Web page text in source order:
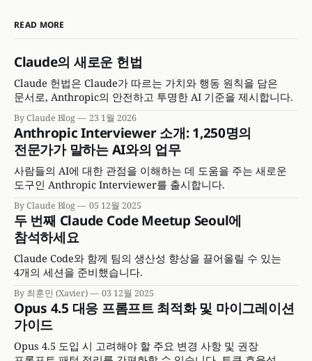
READ MORE
Claude의 새로운 헌법
Claude 헌법은 Claude가 따르는 가치와 행동 원칙을 담은
문서로, Anthropic의 안전하고 투명한 AI 기준을 제시합니다.
By Claude Blog 23 1월 2026
Anthropic Interviewer 소개: 1,250명의
전문가가 말하는 AI와의 업무
사람들의 AI에 대한 관점을 이해하는 데 도움을 주는 새로운
도구인 Anthropic Interviewer를 출시합니다.
By Claude Blog 05 12월 2025
두 번째 Claude Code Meetup Seoul에
참석하세요
Claude Code와 함께 팀의 생산성 향상을 끌어올릴 수 있는
4개의 세션을 준비했습니다.
By 최훈민 (Xavier) 03 12월 2025
Opus 4.5 대응 프롬프트 최적화 및 마이그레이션
가이드
Opus 4.5 도입 시 고려해야 할 주요 변경 사항 및 권장